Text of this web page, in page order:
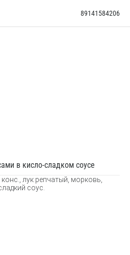
89141584206
в кисло-сладком соусе
лук репчатый, морковь,
соус.